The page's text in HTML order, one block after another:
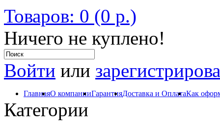
Товаров: 0 (0 р.)
Ничего не куплено!
Войти или
ГлавнаяО компанииГарантияДоставка и ОплатаКак
Категории